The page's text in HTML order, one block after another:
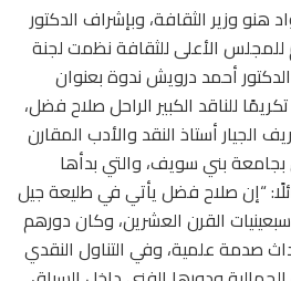
هنو وزير الثقافة، وبإشراف الدكتور
للمجلس الأعلى للثقافة نظمت لجنة
أحمد درويش ندوة بعنوان
للناقد الكبير الراحل صلاح فضل،
الجيار أستاذ النقد والأدب المقارن
بني سويف، والتي بدأها
“إن صلاح فضل يأتي في طليعة جيل
سبعينيات القرن العشرين، وكان دورهم
صدمة علمية، وفي التناول النقدي